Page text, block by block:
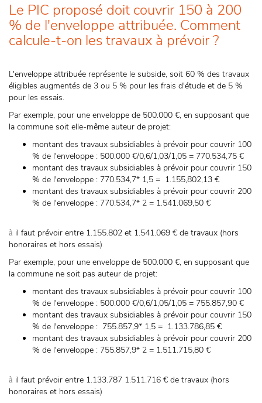
Le PIC proposé doit couvrir 150 à 200
% de l'enveloppe attribuée. Comment
calcule-t-on les travaux à prévoir ?
L'enveloppe attribuée représente le subside, soit 60 % des travaux
éligibles augmentés de 3 ou 5 % pour les frais d'étude et de 5 %
pour les essais.
Par exemple, pour une enveloppe de 500.000 €, en supposant que
la commune soit elle-même auteur de projet:
montant des travaux subsidiables à prévoir pour couvrir 100
% de l'enveloppe : 500.000 €/0,6/1,03/1,05 = 770.534,75 €
montant des travaux subsidiables à prévoir pour couvrir 150
% de l'enveloppe : 770.534,7* 1,5 = 1.155,802,13 €
montant des travaux subsidiables à prévoir pour couvrir 200
% de l'enveloppe : 770.534,7* 2 = 1.541.069,50 €
à il faut prévoir entre 1.155.802 et 1.541.069 € de travaux (hors
honoraires et hors essais)
Par exemple, pour une enveloppe de 500.000 €, en supposant que
la commune ne soit pas auteur de projet:
montant des travaux subsidiables à prévoir pour couvrir 100
% de l'enveloppe : 500.000 €/0,6/1,05/1,05 = 755.857,90 €
montant des travaux subsidiables à prévoir pour couvrir 150
% de l'enveloppe : 755.857,9* 1,5 = 1.133.786,85 €
montant des travaux subsidiables à prévoir pour couvrir 200
% de l'enveloppe : 755.857,9* 2 = 1.511.715,80 €
à il faut prévoir entre 1.133.787 1.511.716 € de travaux (hors
honoraires et hors essais)